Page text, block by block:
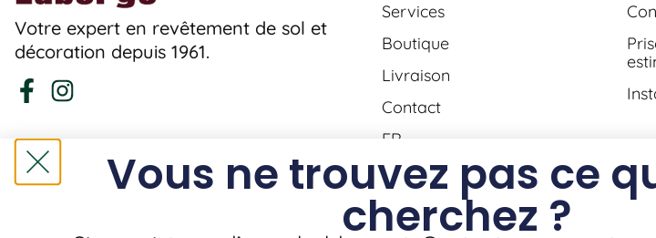
Votre expert en revêtement de sol et
décoration depuis 1961.
Services
Boutique
Livraison
Contact
FR
Vous ne trouvez pas ce
cherchez ?